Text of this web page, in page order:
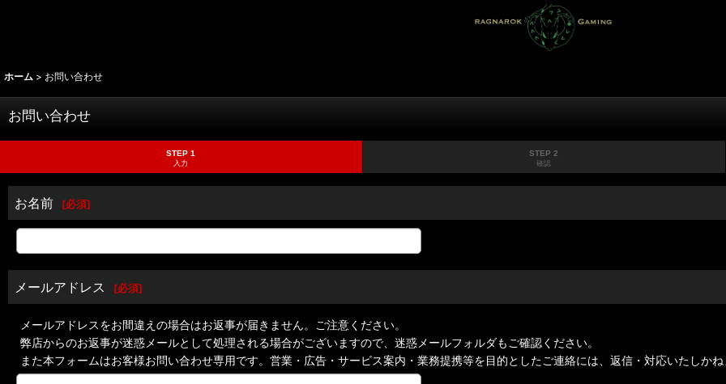
ホーム > お問い合わせ
お問い合わせ
STEP 1
入力
STEP 2
確認
お名前 [必須]
メールアドレス [必須]
メールアドレスをお間違えの場合はお返事が届きません。ご注意ください。
弊店からのお返事が迷惑メールとして処理される場合がございますので、迷惑メールフォルダもご確認ください。
また本フォームはお客様お問い合わせ専用です。営業・広告・サービス案内・業務提携等を目的としたご連絡には、返信・対応いたしかね